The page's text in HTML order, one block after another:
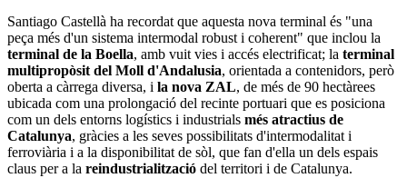
Santiago Castellà ha recordat que aquesta nova terminal és "una
peça més d'un sistema intermodal robust i coherent" que inclou la
terminal de la Boella, amb vuit vies i accés electrificat; la terminal
multipropòsit del Moll d'Andalusia, orientada a contenidors, però
oberta a càrrega diversa, i la nova ZAL, de més de 90 hectàrees
ubicada com una prolongació del recinte portuari que es posiciona
com un dels entorns logístics i industrials més atractius de
Catalunya, gràcies a les seves possibilitats d'intermodalitat i
ferroviària i a la disponibilitat de sòl, que fan d'ella un dels espais
claus per a la reindustrialització del territori i de Catalunya.